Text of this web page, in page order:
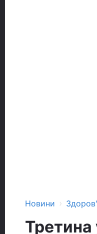
Новини ›
Третина